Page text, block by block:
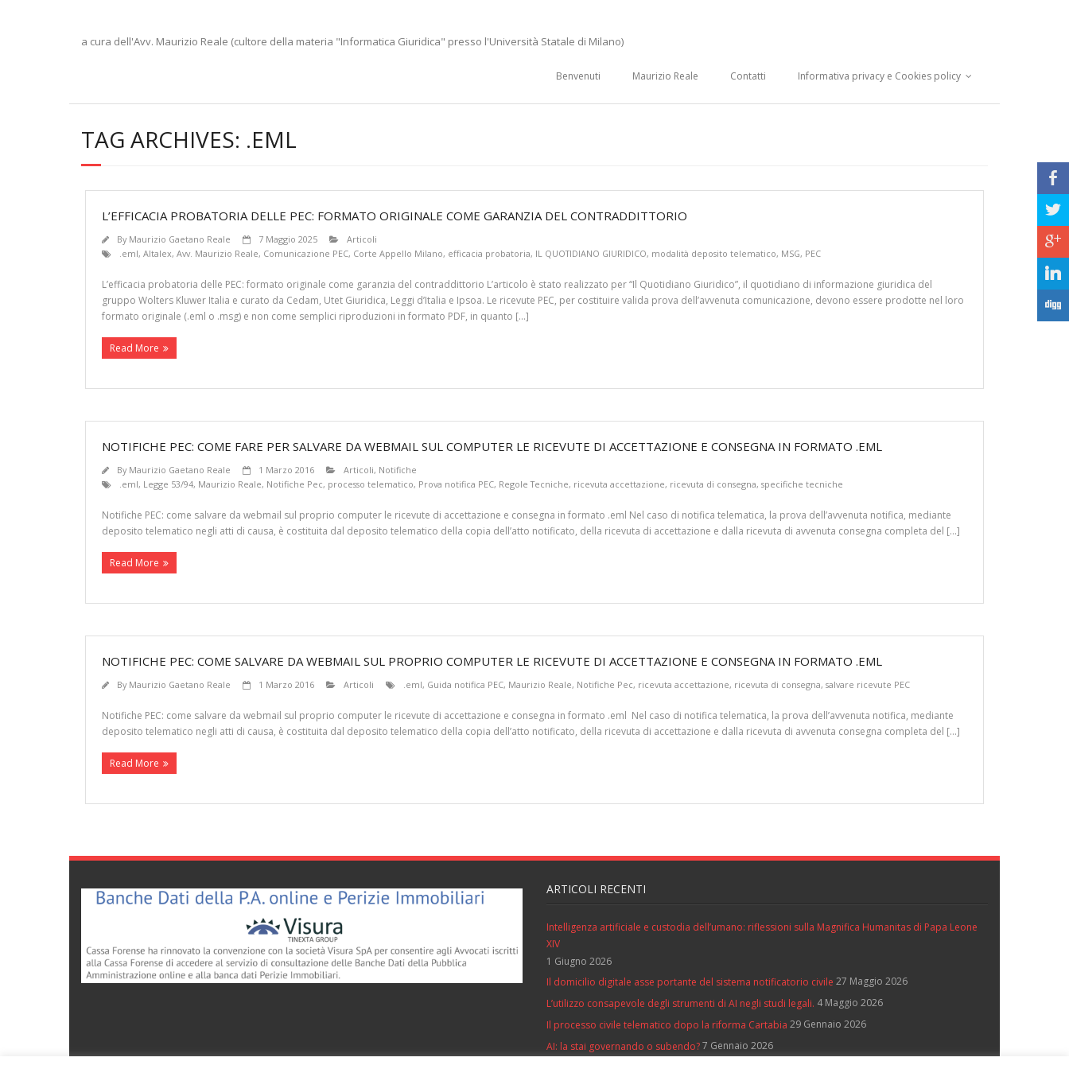
a cura dell'Avv. Maurizio Reale (cultore della materia "Informatica Giuridica" presso l'Università Statale di Milano)
Benvenuti Maurizio Reale Contatti Informativa privacy e Cookies policy
TAG ARCHIVES: .EML
L’EFFICACIA PROBATORIA DELLE PEC: FORMATO ORIGINALE COME GARANZIA DEL CONTRADDITTORIO
By Maurizio Gaetano Reale 7 Maggio 2025
Articoli
.eml, Altalex, Avv. Maurizio Reale, Comunicazione PEC, Corte Appello Milano, efficacia probatoria, IL QUOTIDIANO GIURIDICO, modalità deposito telematico, MSG, PEC
L’efficacia probatoria delle PEC: formato originale come garanzia del contraddittorio L’articolo è stato realizzato per “Il Quotidiano Giuridico”, il quotidiano di informazione giuridica del
gruppo Wolters Kluwer Italia e curato da Cedam, Utet Giuridica, Leggi d’Italia e Ipsoa. Le ricevute PEC, per costituire valida prova dell’avvenuta comunicazione, devono essere prodotte nel loro
formato originale (.eml o .msg) e non come semplici riproduzioni in formato PDF, in quanto […]
Read More
NOTIFICHE PEC: COME FARE PER SALVARE DA WEBMAIL SUL COMPUTER LE RICEVUTE DI ACCETTAZIONE E CONSEGNA IN FORMATO .EML
By Maurizio Gaetano Reale 1 Marzo 2016 Articoli, Notifiche
.eml, Legge 53/94, Maurizio Reale, Notifiche Pec, processo telematico, Prova notifica PEC, Regole Tecniche, ricevuta accettazione, ricevuta di consegna, specifiche tecniche
Notifiche PEC: come salvare da webmail sul proprio computer le ricevute di accettazione e consegna in formato .eml Nel caso di notifica telematica, la prova dell’avvenuta notifica, mediante
deposito telematico negli atti di causa, è costituita dal deposito telematico della copia dell’atto notificato, della ricevuta di accettazione e dalla ricevuta di avvenuta consegna completa del […]
Read More
NOTIFICHE PEC: COME SALVARE DA WEBMAIL SUL PROPRIO COMPUTER LE RICEVUTE DI ACCETTAZIONE E CONSEGNA IN FORMATO .EML
By Maurizio Gaetano Reale 1 Marzo 2016 Articoli .eml, Guida notifica PEC, Maurizio Reale, Notifiche Pec, ricevuta accettazione, ricevuta di consegna, salvare ricevute PEC
Notifiche PEC: come salvare da webmail sul proprio computer le ricevute di accettazione e consegna in formato .eml Nel caso di notifica telematica, la prova dell’avvenuta notifica, mediante
deposito telematico negli atti di causa, è costituita dal deposito telematico della copia dell’atto notificato, della ricevuta di accettazione e dalla ricevuta di avvenuta consegna completa del […]
Read More
ARTICOLI RECENTI
Intelligenza artificiale e custodia dell’umano: riflessioni sulla Magnifica Humanitas di Papa Leone
XIV
1 Giugno 2026
Il domicilio digitale asse portante del sistema notificatorio civile 27 Maggio 2026
L’utilizzo consapevole degli strumenti di AI negli studi legali. 4 Maggio 2026
Il processo civile telematico dopo la riforma Cartabia 29 Gennaio 2026
AI: la stai governando o subendo?7 Gennaio 2026
b
a
c
j
F